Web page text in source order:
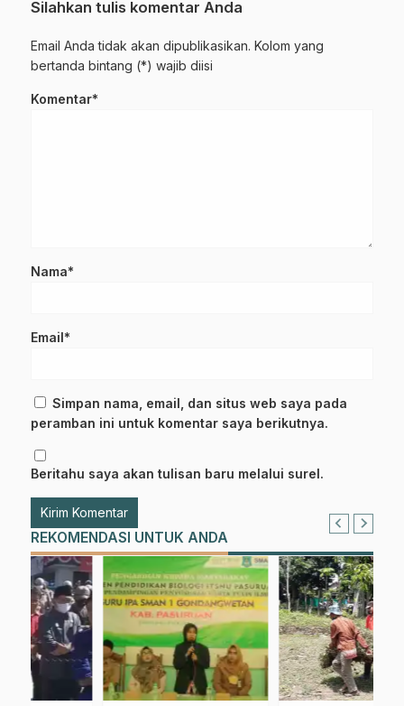
Silahkan tulis komentar Anda
Email Anda tidak akan dipublikasikan. Kolom yang
bertanda bintang (*) wajib diisi
Komentar*
Nama*
Email*
Simpan nama, email, dan situs web saya pada
peramban ini untuk komentar saya berikutnya.
Beritahu saya akan tulisan baru melalui surel.
REKOMENDASI UNTUK ANDA